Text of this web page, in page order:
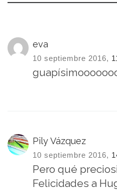
eva
10 septiembre 2016,
Pily Vázquez
10 septiembre 2016,
Pero qué
Felicidades a